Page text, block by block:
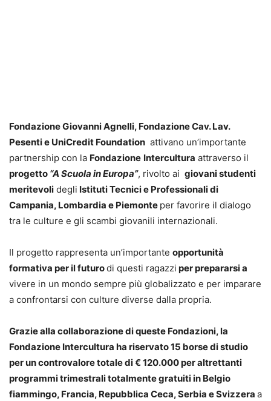
Fondazione Giovanni Agnelli, Fondazione Cav. Lav.
Pesenti e UniCredit Foundation attivano un’importante
partnership con la Fondazione Intercultura attraverso il
progetto “A Scuola in Europa”, rivolto ai giovani studenti
meritevoli degli Istituti Tecnici e Professionali di
Campania, Lombardia e Piemonte per favorire il dialogo
tra le culture e gli scambi giovanili internazionali.
Il progetto rappresenta un’importante opportunità
formativa per il futurodi questi ragazzi per prepararsi a
vivere in un mondo sempre più globalizzato e per imparare
a confrontarsi con culture diverse dalla propria.
Grazie alla collaborazione di queste Fondazioni, la
Fondazione Intercultura ha riservato 15 borse di studio
per un controvalore totale di € 120.000 per altrettanti
programmi trimestrali totalmente gratuiti in Belgio
fiammingo, Francia, Repubblica Ceca, Serbia e Svizzera a